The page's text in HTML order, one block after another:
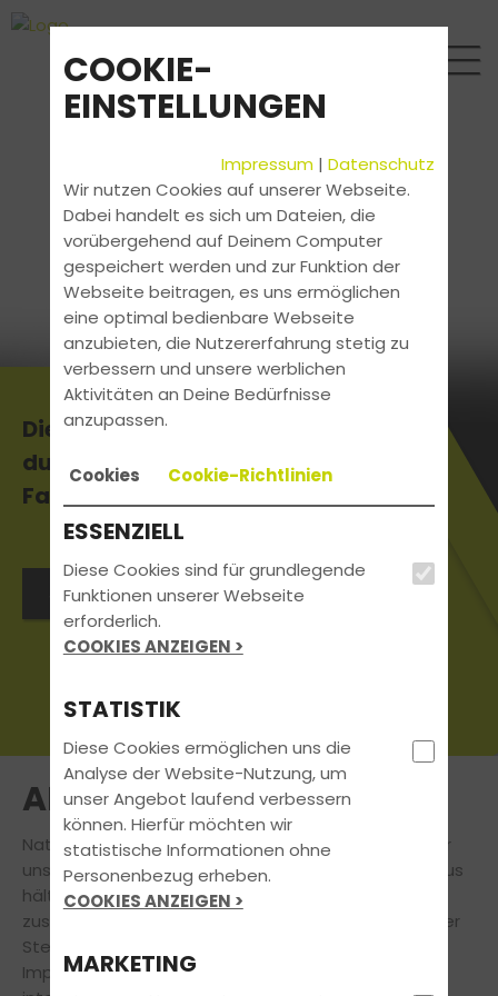
Die aktuellsten News erhältst
du direkt bei uns in der
Fahrschule.
Jetzt Kontakt aufnehmen
AKTUELLES
Natürlich stehtDeineFührerscheinausbildung
für
uns immer an erster Stelle. Doch auch darüber hinaus
hält unsere Fahrschule für Dich eine Vielzahl
zusätzlicher
An dieser
Stelle findest Du aktuelle Informationen und
Impressionen zu Veranstaltungen, News und
COOKIE-
EINSTELLUNGEN
Impressum |Datenschutz
Wir nutzen Cookies auf unserer Webseite.
Dabei handelt es sich um Dateien, die
vorübergehend auf Deinem Computer
gespeichert werden und zur Funktion der
Webseite beitragen, es uns ermöglichen
eine optimal bedienbare Webseite
anzubieten, die Nutzererfahrung stetig zu
verbessern und unsere werblichen
Aktivitäten an Deine Bedürfnisse
anzupassen.
Cookies Cookie-Richtlinien
ESSENZIELL
Diese Cookies sind für grundlegende
Funktionen unserer Webseite
erforderlich.
COOKIES ANZEIGEN >
STATISTIK
Diese Cookies ermöglichen uns die
Analyse der Website-Nutzung, um
unser Angebot laufend verbessern
können. Hierfür möchten wir
statistische Informationen ohne
Personenbezug erheben.
COOKIES ANZEIGEN >
MARKETING